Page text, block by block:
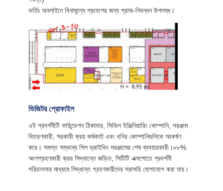
ভর্তিঃ অনলাইনে বিনামূল্যে প্রবেশের জন্য প্রাক-নিবন্ধন উপলব্ধ।
ভিজিটর প্রোফাইল
এই প্রদর্শনীটি ফাউন্ডেশন ঠিকাদার, সিভিল ইঞ্জিনিয়ারিং কোম্পানি, সরঞ্জাম
বিতরণকারী, সরকারী ক্রয় কর্মকর্তা এবং খনির কোম্পানিগুলিকে আকর্ষণ
করে। সমস্ত সম্ভাব্য পিল ড্রাইভিং সরঞ্জামের শেষ ব্যবহারকারী।৮৮%
অংশগ্রহণকারী ক্রয় সিদ্ধান্তে জড়িত, সিটিটি এক্সপোতে প্রদর্শনী
পরিচালনার মাধ্যমে সিদ্ধান্ত গ্রহণকারীদের সরাসরি যোগাযোগ করা যায়।